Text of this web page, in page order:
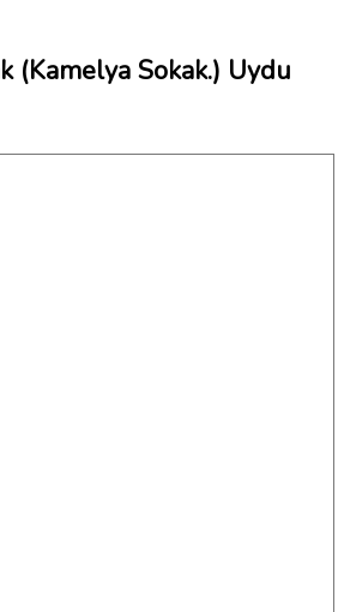
(Kamelya Sokak.) Uydu